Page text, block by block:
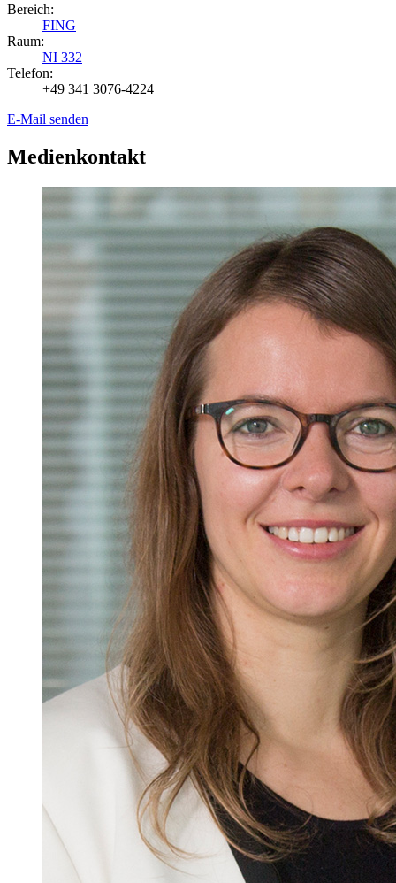
Bereich:
FING
Raum:
NI 332
Telefon:
+49 341 3076-4224
E-Mail senden
Medienkontakt